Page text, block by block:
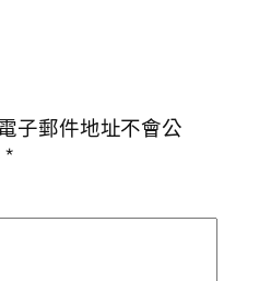
子郵件地址不會公
*